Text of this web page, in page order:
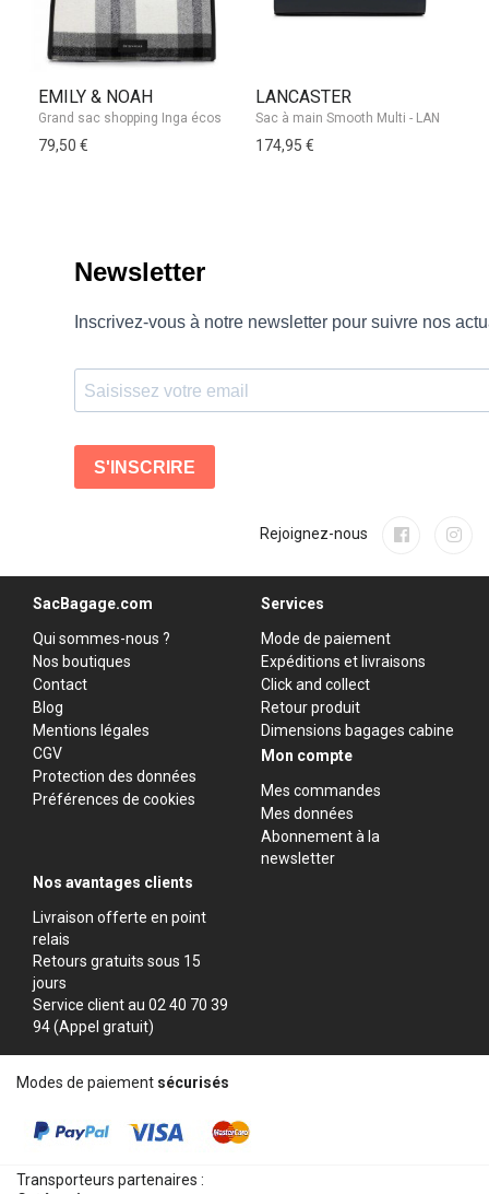
EMILY & NOAH
79,50 €
LANCASTER
174,95 €
Rejoignez-nous
SacBagage.com
Qui sommes-nous ?
Nos boutiques
Contact
Blog
Mentions légales
CGV
Protection des données
Préférences de cookies
Services
Mode de paiement
Expéditions et livraisons
Click and collect
Retour produit
Dimensions bagages cabine
Mon compte
Mes commandes
Mes données
Abonnement à la
newsletter
Nos avantages clients
Livraison offerte en point
relais
Retours gratuits sous 15
jours
Service client au 02 40 70 39
94 (Appel gratuit)
Modes de paiement sécurisés
Transporteurs partenaires :